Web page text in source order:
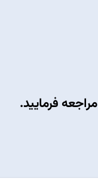
مراجعه فرمایید.